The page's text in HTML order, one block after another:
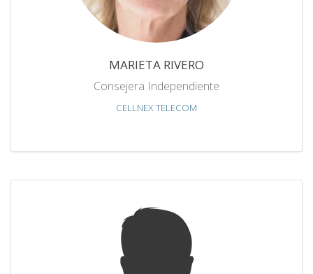
MARIETA RIVERO
Consejera Independiente
CELLNEX TELECOM